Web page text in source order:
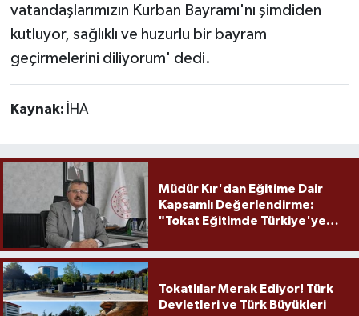
vatandaşlarımızın Kurban Bayramı'nı şimdiden
kutluyor, sağlıklı ve huzurlu bir bayram
geçirmelerini diliyorum' dedi.
Kaynak: İHA
Müdür Kır'dan Eğitime Dair
Kapsamlı Değerlendirme:
"Tokat Eğitimde Türkiye'ye
Tokatlılar Merak Ediyor! Türk
Devletleri ve Türk Büyükleri